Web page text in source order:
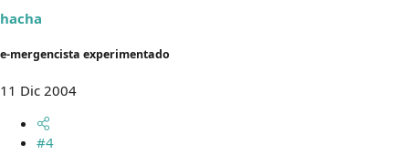
hacha
e-mergencista experimentado
11 Dic 2004
#4